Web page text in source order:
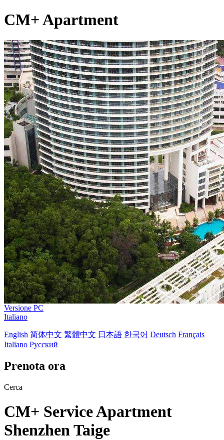
CM+ Apartment
Versione PC
Italiano
English 简体中文 繁體中文 日本語 한국어 Deutsch Français
Italiano Русский
Prenota ora
Cerca
CM+ Service Apartment
Shenzhen Taige